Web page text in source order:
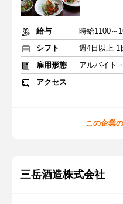
給与
時給1100～
シフト
週4日以上 1
雇用形態
アルバイト
アクセス
この企業
三岳酒造株式会社